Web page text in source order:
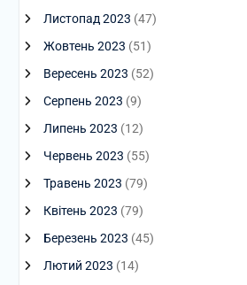
Листопад 2023 (47)
Жовтень 2023 (51)
Вересень 2023 (52)
Серпень 2023 (9)
Липень 2023 (12)
Червень 2023 (55)
Травень 2023 (79)
Квітень 2023 (79)
Березень 2023 (45)
Лютий 2023 (14)